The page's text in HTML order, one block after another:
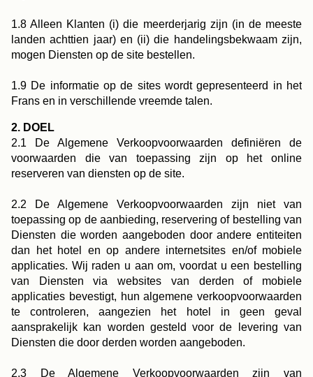
1.8 Alleen Klanten (i) die meerderjarig zijn (in de meeste
landen achttien jaar) en (ii) die handelingsbekwaam zijn,
mogen Diensten op de site bestellen.
1.9 De informatie op de sites wordt gepresenteerd in het
Frans en in verschillende vreemde talen.
2. DOEL
2.1 De Algemene Verkoopvoorwaarden definiëren de
voorwaarden die van toepassing zijn op het online
reserveren van diensten op de site.
2.2 De Algemene Verkoopvoorwaarden zijn niet van
toepassing op de aanbieding, reservering of bestelling van
Diensten die worden aangeboden door andere entiteiten
dan het hotel en op andere internetsites en/of mobiele
applicaties. Wij raden u aan om, voordat u een bestelling
van Diensten via websites van derden of mobiele
applicaties bevestigt, hun algemene verkoopvoorwaarden
te controleren, aangezien het hotel in geen geval
aansprakelijk kan worden gesteld voor de levering van
Diensten die door derden worden aangeboden.
2.3 De Algemene Verkoopvoorwaarden zijn van